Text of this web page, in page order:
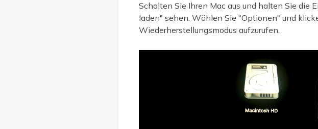
Schalten Sie Ihren Mac aus und halten Sie die
laden" sehen. Wählen Sie "Optionen" und
Wiederherstellungsmodus aufzurufen.